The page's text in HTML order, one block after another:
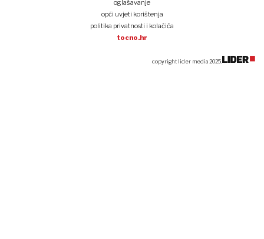
oglašavanje
opći uvjeti korištenja
politika privatnosti i kolačića
tocno.hr
copyright lider media 2025.